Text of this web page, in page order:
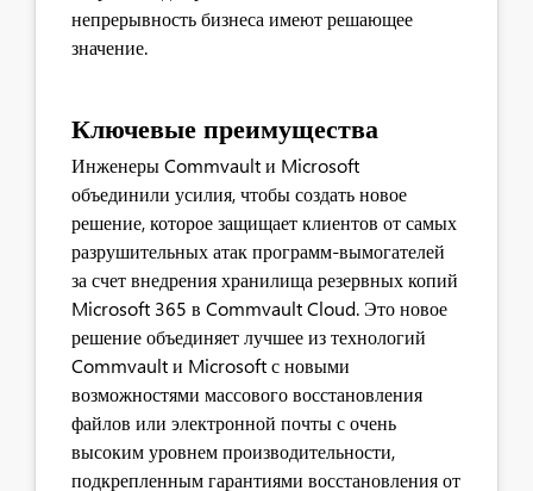
непрерывность бизнеса имеют решающее
значение.
Ключевые преимущества
Инженеры Commvault и Microsoft
объединили усилия, чтобы создать новое
решение, которое защищает клиентов от самых
разрушительных атак программ-вымогателей
за счет внедрения хранилища резервных копий
Microsoft 365 в Commvault Cloud. Это новое
решение объединяет лучшее из технологий
Commvault и Microsoft с новыми
возможностями массового восстановления
файлов или электронной почты с очень
высоким уровнем производительности,
подкрепленным гарантиями восстановления от